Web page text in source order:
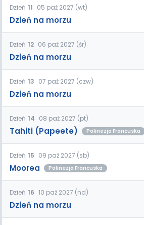
Dzień 11 05 paź 2027 (wt)
Dzień na morzu
Dzień 12 06 paź 2027 (śr)
Dzień na morzu
Dzień 13 07 paź 2027 (czw)
Dzień na morzu
Dzień 14 08 paź 2027 (pt)
Tahiti (Papeete) Polinezja Francuska
Dzień 15 09 paź 2027 (sb)
Moorea Polinezja Francuska
Dzień 16 10 paź 2027 (nd)
Dzień na morzu